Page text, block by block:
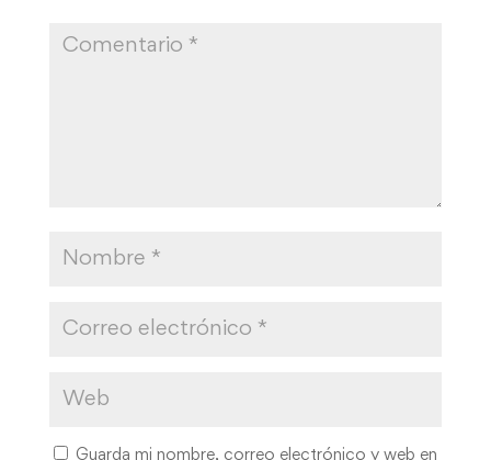
Guarda mi nombre, correo electrónico y web en